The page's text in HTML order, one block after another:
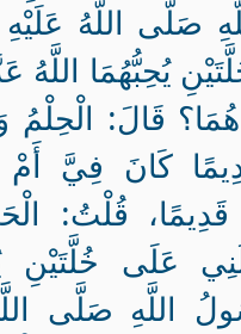
صَلَّى اللَّهُ
يُحِبُّهُمَا اللَّهُ
قَالَ: الْحِلْمُ
كَانَ فِيَّ أَمْ
قُلْتُ:
عَلَى خُلَّتَيْنِ
اللَّهِ صَلَّى